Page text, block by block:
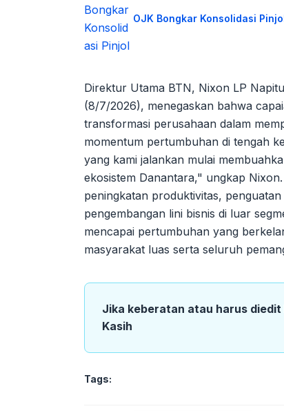
OJK Bongkar Konsolidasi
Direktur Utama BTN, Nixon LP
(8/7/2026), menegaskan bahwa
transformasi perusahaan dalam
momentum pertumbuhan di tengah
yang kami jalankan mulai
ekosistem Danantara," ungkap
peningkatan produktivitas,
pengembangan lini bisnis di luar
mencapai pertumbuhan yang
masyarakat luas serta seluruh
Jika keberatan atau harus
Kasih
Tags: